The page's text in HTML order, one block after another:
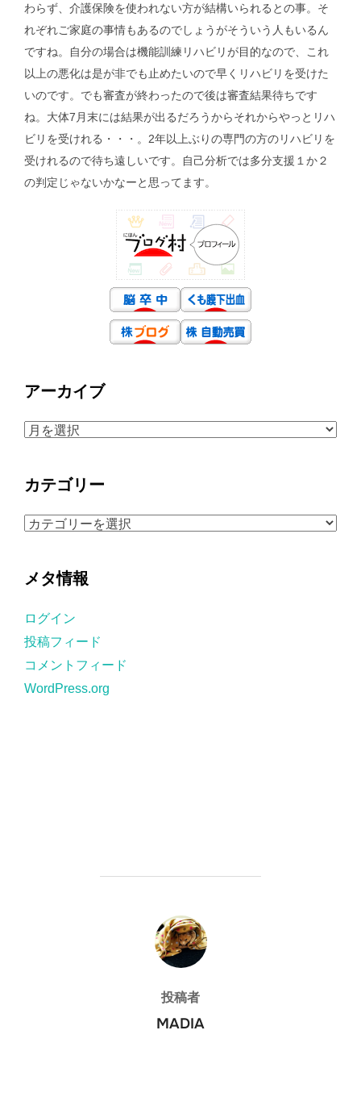
わらず、介護保険を使われない方が結構いられるとの事。そ
れぞれご家庭の事情もあるのでしょうがそういう人もいるん
ですね。自分の場合は機能訓練リハビリが目的なので、これ
以上の悪化は是が非でも止めたいので早くリハビリを受けた
いのです。でも審査が終わったので後は審査結果待ちです
ね。大体7月末には結果が出るだろうからそれからやっとリハ
ビリを受けれる・・・。2年以上ぶりの専門の方のリハビリを
受けれるので待ち遠しいです。自己分析では多分支援１か２
の判定じゃないかなーと思ってます。
アーカイブ
ア
ブ
カテゴリー
カ
ー
メタ情報
ログイン
投稿フィード
コメントフィード
WordPress.org
投稿者
投稿者
MADIA